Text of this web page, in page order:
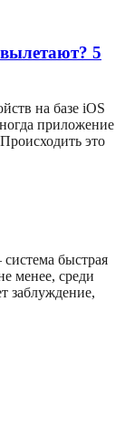
5
на базе iOS
приложение
это
быстрая
менее, среди
заблуждение,